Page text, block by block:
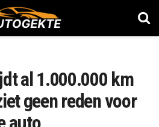
al 1.000.000 km
geen reden voor